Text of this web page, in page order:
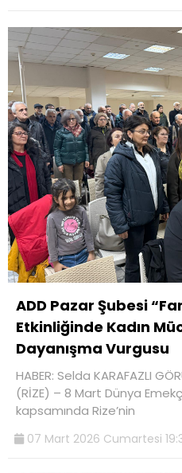
ADD Pazar Şubesi
Etkinliğinde Kadın
Dayanışma Vurgusu
HABER: Selda KARAFAZLI
(RİZE) – 8 Mart Dünya
kapsamında Rize’nin
07 Mart 2026 Cumartesi